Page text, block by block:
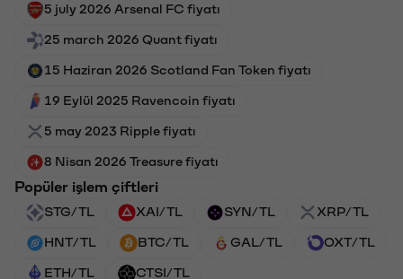
5 july 2026 Arsenal FC fiyatı
25 march 2026 Quant fiyatı
15 Haziran 2026 Scotland Fan Token fiyatı
19 Eylül 2025 Ravencoin fiyatı
5 may 2023 Ripple fiyatı
8 Nisan 2026 Treasure fiyatı
Popüler işlem çiftleri
STG/TL XAI/TL SYN/TL XRP/TL
HNT/TL BTC/TL GAL/TL OXT/TL
ETH/TL CTSI/TL